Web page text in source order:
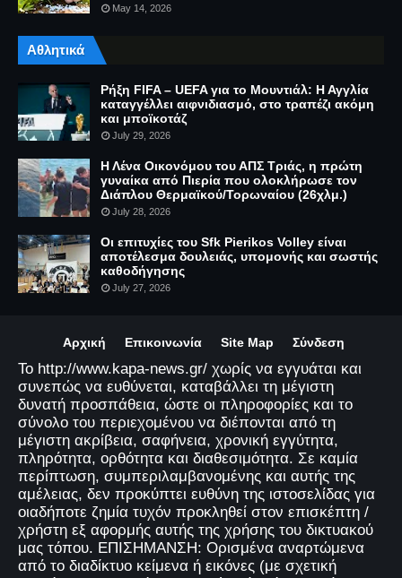
May 14, 2026
Αθλητικά
Ρήξη FIFA – UEFA για το Μουντιάλ: Η Αγγλία
καταγγέλλει αιφνιδιασμό, στο τραπέζι ακόμη
και μποϊκοτάζ
July 29, 2026
Η Λένα Οικονόμου του ΑΠΣ Τριάς, η πρώτη
γυναίκα από Πιερία που ολοκλήρωσε τον
Διάπλου Θερμαϊκού/Τορωναίου (26χλμ.)
July 28, 2026
Οι επιτυχίες του Sfk Pierikos Volley είναι
αποτέλεσμα δουλειάς, υπομονής και σωστής
καθοδήγησης
July 27, 2026
Αρχική Επικοινωνία Site Map Σύνδεση
Το http://www.kapa-news.gr/ χωρίς να εγγυάται και
συνεπώς να ευθύνεται, καταβάλλει τη μέγιστη
δυνατή προσπάθεια, ώστε οι πληροφορίες και το
σύνολο του περιεχομένου να διέπονται από τη
μέγιστη ακρίβεια, σαφήνεια, χρονική εγγύτητα,
πληρότητα, ορθότητα και διαθεσιμότητα. Σε καμία
περίπτωση, συμπεριλαμβανομένης και αυτής της
αμέλειας, δεν προκύπτει ευθύνη της ιστοσελίδας για
οιαδήποτε ζημία τυχόν προκληθεί στον επισκέπτη /
χρήστη εξ αφορμής αυτής της χρήσης του δικτυακού
μας τόπου. ΕΠΙΣΗΜΑΝΣΗ: Ορισμένα αναρτώμενα
από το διαδίκτυο κείμενα ή εικόνες (με σχετική